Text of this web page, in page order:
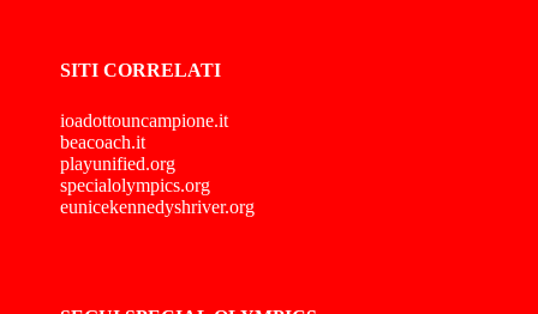
SITI CORRELATI
ioadottouncampione.it
beacoach.it
playunified.org
specialolympics.org
eunicekennedyshriver.org